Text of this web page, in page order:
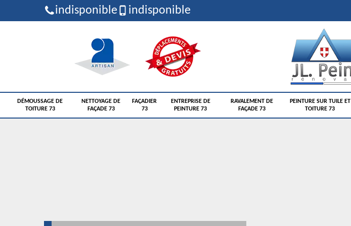
indisponible indisponible
DÉMOUSSAGE DE
TOITURE 73
NETTOYAGE DE
FAÇADE 73
FAÇADIER
73
ENTREPRISE DE
PEINTURE 73
RAVALEMENT DE
FAÇADE 73
PEINTURE SUR TUILE ET
TOITURE 73